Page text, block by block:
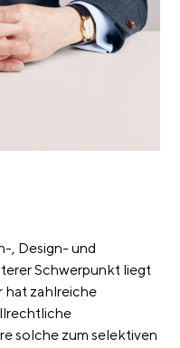
, Design- und
Schwerpunkt liegt
hat zahlreiche
solche zum selektiven